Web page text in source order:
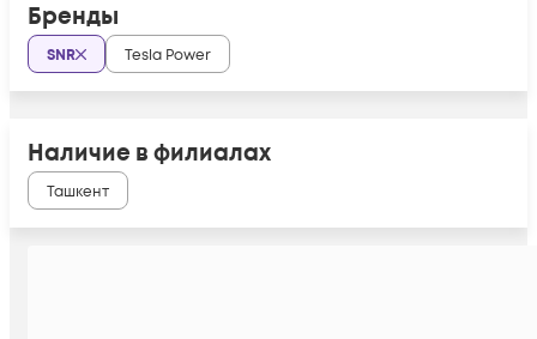
Бренды
SNR Tesla Power
Наличие в филиалах
Ташкент